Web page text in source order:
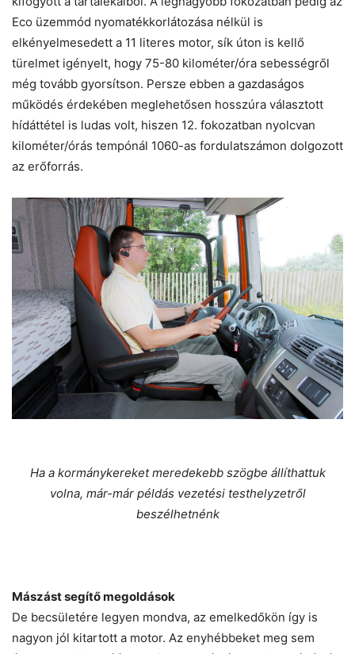
Eco üzemmód nyomatékkorlátozása nélkül is
elkényelmesedett a 11 literes motor, sík úton is kellő
türelmet igényelt, hogy 75-80 kilométer/óra sebességről
még tovább gyorsítson. Persze ebben a gazdaságos
működés érdekében meglehetősen hosszúra választott
hídáttétel is ludas volt, hiszen 12. fokozatban nyolcvan
kilométer/órás tempónál 1060-as fordulatszámon dolgozott
az erőforrás.
Ha a kormánykereket meredekebb szögbe állíthattuk
volna, már-már példás vezetési testhelyzetről
beszélhetnénk
Mászást segítő megoldások
De becsületére legyen mondva, az emelkedőkön így is
nagyon jól kitartott a motor. Az enyhébbeket meg sem